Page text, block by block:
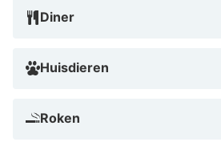
Diner
Huisdieren
Roken